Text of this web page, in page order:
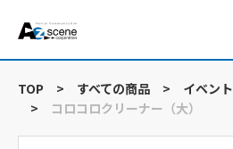
TOP > すべての商品 > イベント
>
コロコロクリーナー（大）